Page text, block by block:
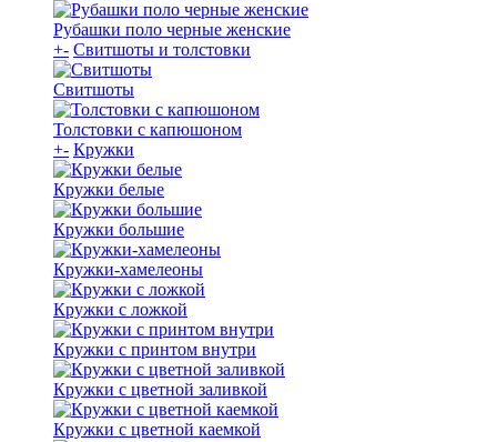
Рубашки поло черные женские
+- Свитшоты и толстовки
Свитшоты
Толстовки с капюшоном
+- Кружки
Кружки белые
Кружки большие
Кружки-хамелеоны
Кружки с ложкой
Кружки с принтом внутри
Кружки с цветной заливкой
Кружки с цветной каемкой